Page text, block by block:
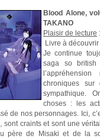
Blood Alone,
TAKANO
Plaisir de lecture :
Livre à découvrir
Je continue
saga so
chroniques sur
sympathique.
choses : les
de nos personnages. Ici,
craints et sont une
père de Misaki et de la